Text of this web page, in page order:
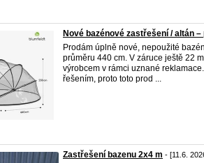
Nové bazénové zastřešení / altán
Prodám úplně nové, nepoužité
průměru 440 cm. V záruce ještě 22
výrobcem v rámci uznané
řešením, proto toto prod ...
Zastřešení bazenu 2x4 m - [11.6.